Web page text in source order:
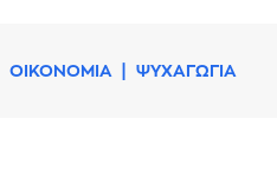
ΟΙΚΟΝΟΜΙΑ ΨΥΧΑΓΩΓΙΑ